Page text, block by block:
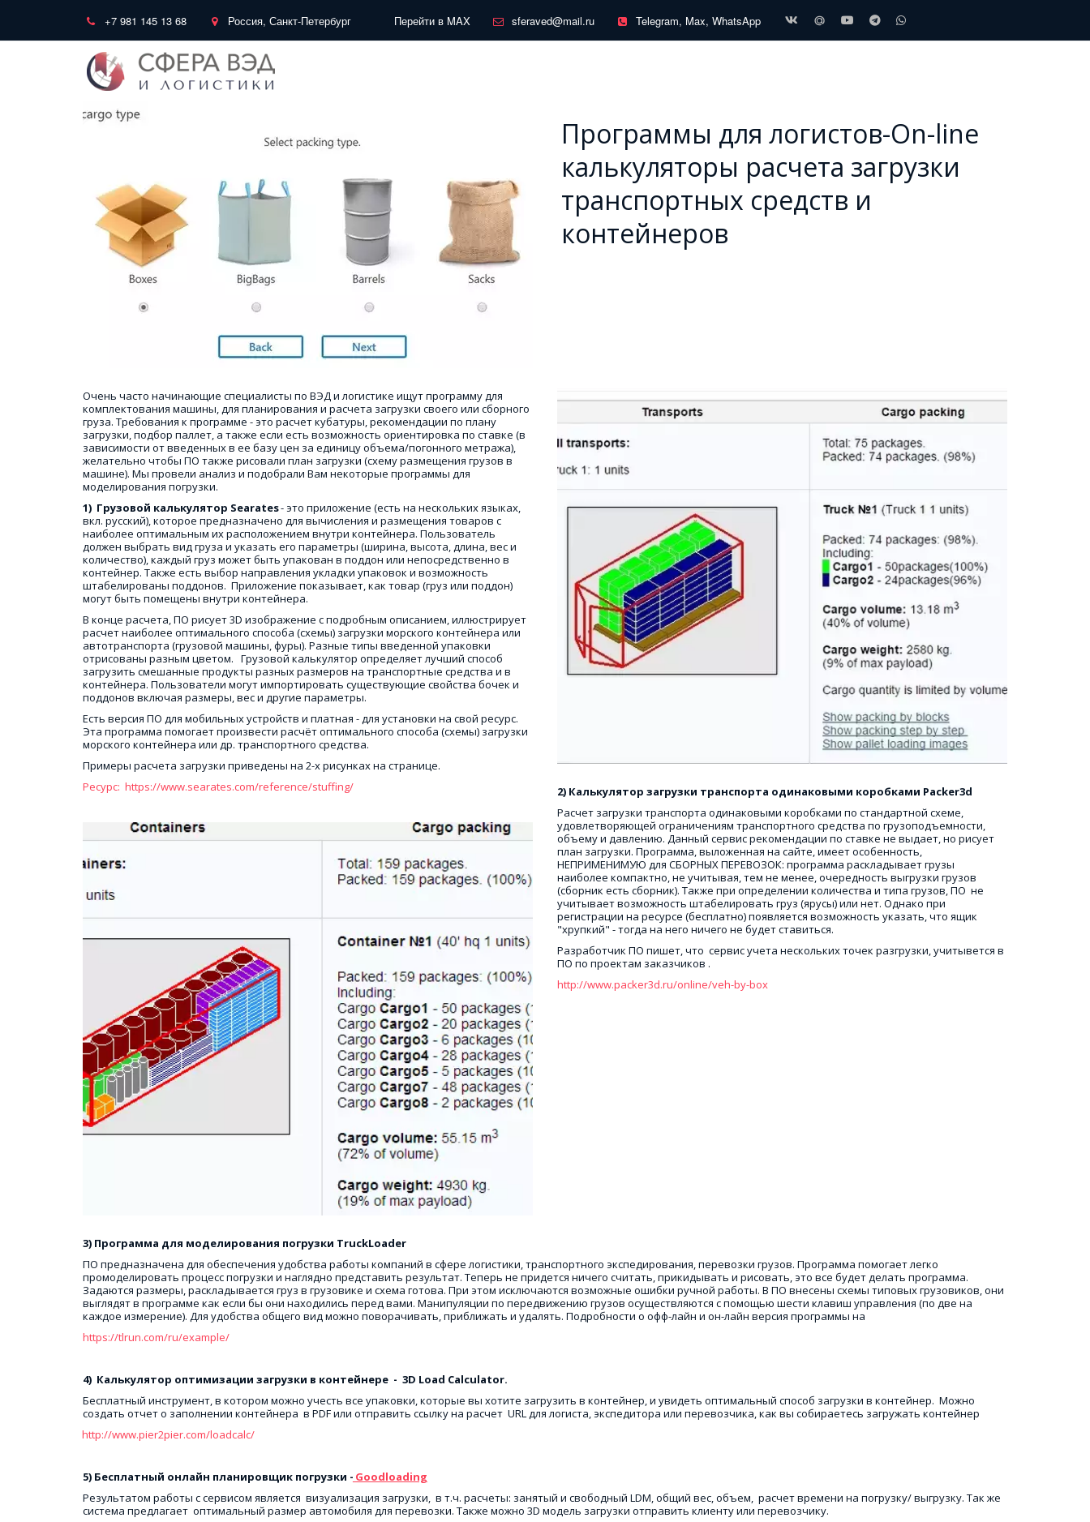
+7 981 145 13 68 Россия, Санкт-Петербург Перейти в MAX sferaved@mail.ru Telegram, Max, WhatsApp
Программы для логистов-On-line
калькуляторы расчета загрузки
транспортных средств и
контейнеров
Очень часто начинающие специалисты по ВЭД и логистике ищут программу для
комплектования машины, для планирования и расчета загрузки своего или сборного
груза. Требования к программе - это расчет кубатуры, рекомендации по плану
загрузки, подбор паллет, а также если есть возможность ориентировка по ставке (в
зависимости от введенных в ее базу цен за единицу объема/погонного метража),
желательно чтобы ПО также рисовали план загрузки (схему размещения грузов в
машине). Мы провели анализ и подобрали Вам некоторые программы для
моделирования погрузки.
1)  Грузовой калькулятор Searates - это приложение (есть на нескольких языках,
вкл. русский), которое предназначено для вычисления и размещения товаров с
наиболее оптимальным их расположением внутри контейнера. Пользователь
должен выбрать вид груза и указать его параметры (ширина, высота, длина, вес и
количество), каждый груз может быть упакован в поддон или непосредственно в
контейнер. Также есть выбор направления укладки упаковок и возможность
штабелированы поддонов.  Приложение показывает, как товар (груз или поддон)
могут быть помещены внутри контейнера.
В конце расчета, ПО рисует 3D изображение с подробным описанием, иллюстрирует
расчет наиболее оптимального способа (схемы) загрузки морского контейнера или
автотранспорта (грузовой машины, фуры). Разные типы введенной упаковки
отрисованы разным цветом.   Грузовой калькулятор определяет лучший способ
загрузить смешанные продукты разных размеров на транспортные средства и в
контейнера. Пользователи могут импортировать существующие свойства бочек и
поддонов включая размеры, вес и другие параметры.
Есть версия ПО для мобильных устройств и платная - для установки на свой ресурс.
Эта программа помогает произвести расчёт оптимального способа (схемы) загрузки
морского контейнера или др. транспортного средства.
Примеры расчета загрузки приведены на 2-х рисунках на странице.
Ресурс:  https://www.searates.com/reference/stuffing/
2) Калькулятор загрузки транспорта одинаковыми коробками Packer3d
Расчет загрузки транспорта одинаковыми коробками по стандартной схеме,
удовлетворяющей ограничениям транспортного средства по грузоподъемности,
объему и давлению. Данный сервис рекомендации по ставке не выдает, но рисует
план загрузки. Программа, выложенная на сайте, имеет особенность,
НЕПРИМЕНИМУЮ для СБОРНЫХ ПЕРЕВОЗОК: программа раскладывает грузы
наиболее компактно, не учитывая, тем не менее, очередность выгрузки грузов
(сборник есть сборник). Также при определении количества и типа грузов, ПО  не
учитывает возможность штабелировать груз (ярусы) или нет. Однако при
регистрации на ресурсе (бесплатно) появляется возможность указать, что ящик
"хрупкий" - тогда на него ничего не будет ставиться.
Разработчик ПО пишет, что  сервис учета нескольких точек разгрузки, учитывется в
ПО по проектам заказчиков .
http://www.packer3d.ru/online/veh-by-box
3) Программа для моделирования погрузки TruckLoader
ПО предназначена для обеспечения удобства работы компаний в сфере логистики, транспортного экспедирования, перевозки грузов. Программа помогает легко
промоделировать процесс погрузки и наглядно представить результат. Теперь не придется ничего считать, прикидывать и рисовать, это все будет делать программа.
Задаются размеры, раскладывается груз в грузовике и схема готова. При этом исключаются возможные ошибки ручной работы. В ПО внесены схемы типовых грузовиков, они
выглядят в программе как если бы они находились перед вами. Манипуляции по передвижению грузов осуществляются с помощью шести клавиш управления (по две на
каждое измерение). Для удобства общего вид можно поворачивать, приближать и удалять. Подробности о офф-лайн и он-лайн версия программы на
https://tlrun.com/ru/example/
4)  Калькулятор оптимизации загрузки в контейнере  -  3D Load Calculator.
Бесплатный инструмент, в котором можно учесть все упаковки, которые вы хотите загрузить в контейнер, и увидеть оптимальный способ загрузки в контейнер.  Можно
создать отчет о заполнении контейнера  в PDF или отправить ссылку на расчет  URL для логиста, экспедитора или перевозчика, как вы собираетесь загружать контейнер
http://www.pier2pier.com/loadcalc/
5) Бесплатный онлайн планировщик погрузки - Goodloading
Результатом работы с сервисом является  визуализация загрузки,  в т.ч. расчеты: занятый и свободный LDM, общий вес, объем,  расчет времени на погрузку/ выгрузку. Так же
система предлагает  оптимальный размер автомобиля для перевозки. Также можно 3D модель загрузки отправить клиенту или перевозчику.